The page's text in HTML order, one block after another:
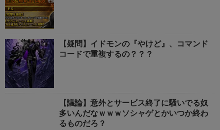
【疑問】イドモンの『やけど』、コマンド
コードで重複するの？？？
【議論】意外とサービス終了に騒いでる奴
多いんだなｗｗｗソシャゲとかいつか終わ
るものだろ？